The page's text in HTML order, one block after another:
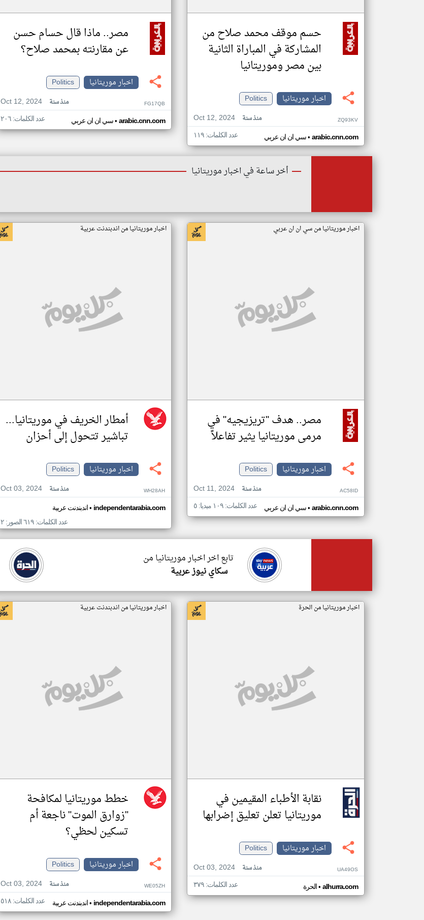
حسم موقف محمد صلاح من
المشاركة في المباراة الثانية
بين مصر وموريتانيا
اخبار موريتانيا
Politics
Oct 12, 2024
منذ سنة ZQ93KV
سي ان ان عربي• arabic.cnn.com عدد الكلمات: ١١٩
مصر.. ماذا قال حسام حسن
عن مقارنته بمحمد صلاح؟
اخبار موريتانيا
Politics
Oct 12, 2024
منذ سنة FG17QB
سي ان ان عربي• arabic.cnn.com عدد الكلمات: ٢٠٦
أخر ساعة في اخبار موريتانيا
اخبار موريتانيا من سي ان ان عربي
مصر.. هدف "تريزيجيه" في
مرمى موريتانيا يثير تفاعلاً
اخبار موريتانيا
Politics
Oct 11, 2024
منذ سنة AC58ID
سي ان ان عربي• arabic.cnn.com عدد الكلمات: ١٠٩ ميديا: ٥
اخبار موريتانيا من اندبندنت عربية
أمطار الخريف في موريتانيا...
تباشير تتحول إلى أحزان
اخبار موريتانيا
Politics
Oct 03, 2024
منذ سنة WH28AH
اندبندنت عربية• independentarabia.com
عدد الكلمات: ٦١٩ الصور: ٢
تابع اخر اخبار موريتانيا من
سكاي نيوز عربية
اخبار موريتانيا من الحرة
نقابة الأطباء المقيمين في
موريتانيا تعلن تعليق إضرابها
اخبار موريتانيا
Politics
Oct 03, 2024
منذ سنة UA49OS
الحرة• alhurra.com عدد الكلمات: ٣٧٩
اخبار موريتانيا من اندبندنت عربية
خطط موريتانيا لمكافحة
"زوارق الموت" ناجعة أم
تسكين لحظي؟
اخبار موريتانيا
Politics
Oct 03, 2024
منذ سنة WE05ZH
اندبندنت عربية• independentarabia.com عدد الكلمات: ٥١٨